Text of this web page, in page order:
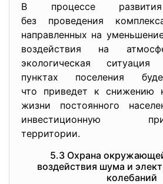
В процессе
без проведения
направленных на
воздействия на
экологическая
пунктах поселения
что приведет к снижению
жизни постоянного
инвестиционную
территории.
5.3 Охрана
воздействия шума и
колебаний